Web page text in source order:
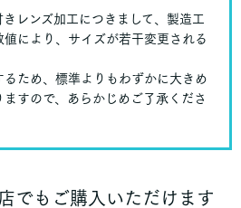
レンズ加工につきまして、製造工
により、サイズが若干変更される
るため、標準よりもわずかに大きめ
すので、あらかじめご了承くださ
でもご購入いただけます